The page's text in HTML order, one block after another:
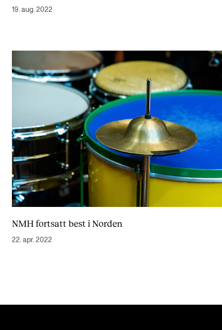
19. aug. 2022
NMH fortsatt best i Norden
22. apr. 2022